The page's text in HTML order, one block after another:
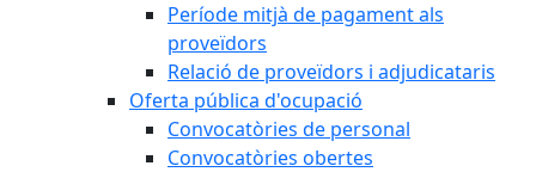
Període mitjà de pagament als
proveïdors
Relació de proveïdors i adjudicataris
Oferta pública d'ocupació
Convocatòries de personal
Convocatòries obertes